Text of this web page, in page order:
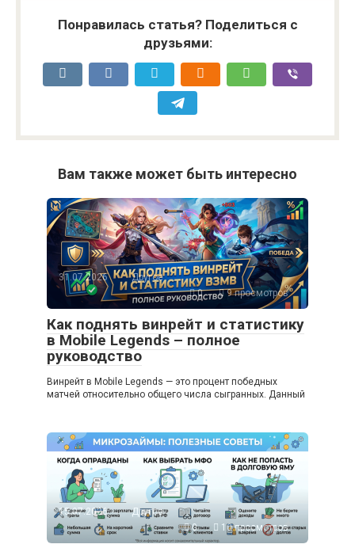
Понравилась статья? Поделиться с
друзьями:
Вам также может быть интересно
31.07.2026
Другое
0
9 просмотров
Как поднять винрейт и статистику
в Mobile Legends – полное
руководство
Винрейт в Mobile Legends — это процент победных
матчей относительно общего числа сыгранных. Данный
15.07.2026
Другое
0
10 просмотров